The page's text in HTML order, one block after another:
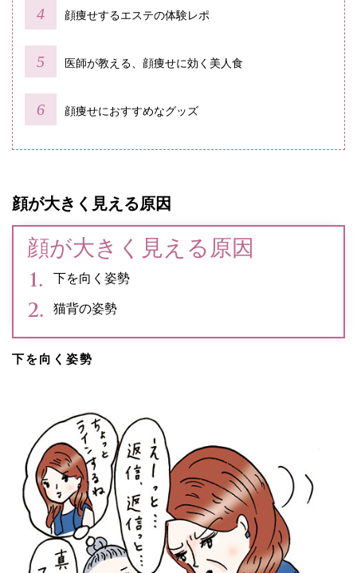
顔痩せするエステの体験レポ
医師が教える、顔痩せに効く美人食
顔痩せにおすすめなグッズ
顔が大きく見える原因
顔が大きく見える原因
下を向く姿勢
猫背の姿勢
下を向く姿勢